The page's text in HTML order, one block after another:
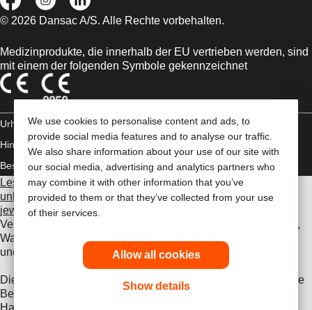
We use cookies to personalise content and ads, to
provide social media features and to analyse our traffic.
We also share information about your use of our site with
our social media, advertising and analytics partners who
may combine it with other information that you’ve
provided to them or that they’ve collected from your use
of their services.
Allow all cookies
Show details
© 2026 Dansac A/S. Alle Rechte vorbehalten.
Medizinprodukte, die innerhalb der EU vertrieben werden, sind
mit einem der folgenden Symbole gekennzeichnet
Urheberrechts-
Hinweis/Nutzungsbedingungen
Datenschutz-
Bestimmungen Umgang mit Cookies
Lesen Sie vor der Verwendung der angeführten Produkte
unbedingt die gesamte Gebrauchsanweisung, die dem
jeweiligen Produkt beiliegt
Verwendungszweck, eine Beschreibung, Kontraindikationen,
Warnhinweise, Vorsichtsmaßnahmen, Angaben zu
unerwünschten Ereignissen und die Gebrauchsanweisung.
Die hier enthaltenen Informationen stellen keine medizinische
Beratung dar und ersetzen nicht die Beratung durch Ihren
Hausarzt oder andere Gesundheitsfachkräfte. Diese